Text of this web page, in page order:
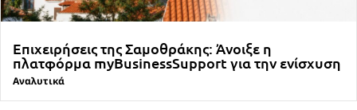
Επιχειρήσεις της Σαμοθράκης: Άνοιξε η
πλατφόρμα myBusinessSupport για την ενίσχυση
Αναλυτικά